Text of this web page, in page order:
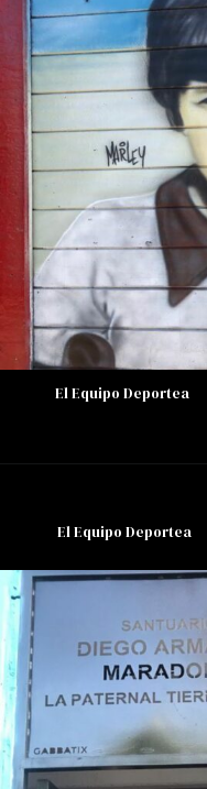
El Equipo Deportea
El Equipo Deportea